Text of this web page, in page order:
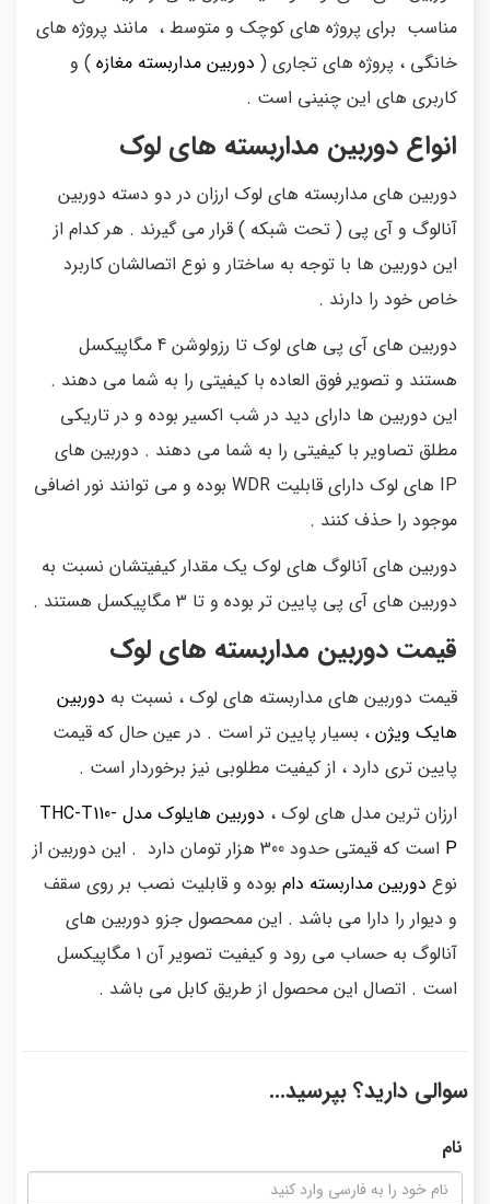
مناسب برای پروژه های کوچک و متوسط ، مانند پروژه های
خانگی ، پروژه های تجاری ( دوربین مداربسته مغازه ) و
کاربری های این چنینی است .
انواع دوربین مداربسته های لوک
دوربین های مداربسته های لوک ارزان در دو دسته دوربین
آنالوگ و آی پی ( تحت شبکه ) قرار می گیرند . هر کدام از
این دوربین ها با توجه به ساختار و نوع اتصالشان کاربرد
خاص خود را دارند .
دوربین های آی پی های لوک تا رزولوشن 4 مگاپیکسل
هستند و تصویر فوق العاده با کیفیتی را به شما می دهند .
این دوربین ها دارای دید در شب اکسیر بوده و در تاریکی
مطلق تصاویر با کیفیتی را به شما می دهند . دوربین های
IP های لوک دارای قابلیت WDR بوده و می توانند نور اضافی
موجود را حذف کنند .
دوربین های آنالوگ های لوک یک مقدار کیفیتشان نسبت به
دوربین های آی پی پایین تر بوده و تا 3 مگاپیکسل هستند .
قیمت دوربین مداربسته های لوک
قیمت دوربین های مداربسته های لوک ، نسبت به دوربین
هایک ویژن ، بسیار پایین تر است . در عین حال که قیمت
پایین تری دارد ، از کیفیت مطلوبی نیز برخوردار است .
ارزان ترین مدل های لوک ،
دوربین هایلوک مدل THC-T110-
P
است که قیمتی حدود 300 هزار تومان دارد . این دوربین از
نوع دوربین مداربسته دام بوده و قابلیت نصب بر روی سقف
و دیوار را دارا می باشد . این ممحصول جزو دوربین های
آنالوگ به حساب می رود و کیفیت تصویر آن 1 مگاپیکسل
است . اتصال این محصول از طریق کابل می باشد .
سوالی دارید؟ بپرسید...
نام